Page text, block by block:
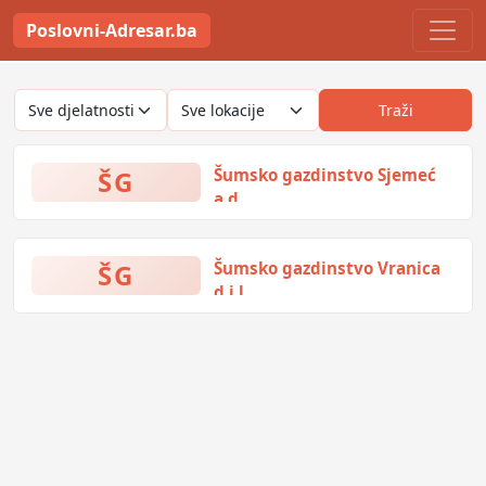
Poslovni-Adresar.ba
Traži
ŠG
Šumsko gazdinstvo Sjemeć
a.d.
ŠG
Šumsko gazdinstvo Vranica
d.j.l.